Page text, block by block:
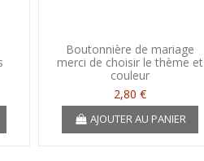
Boutonnière de mariage
merci de choisir le thème et
couleur
2,80 €
AJOUTER AU PANIER